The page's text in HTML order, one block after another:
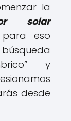
la
solar
eso
y
desde